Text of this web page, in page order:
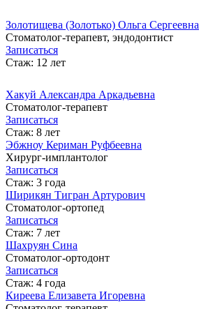
Золотищева (Золотько) Ольга Сергеевна
Стоматолог-терапевт, эндодонтист
Записаться
Стаж: 12 лет
Хакуй Александра Аркадьевна
Cтоматолог-терапевт
Записаться
Стаж: 8 лет
Эбжноу Кериман Руфбеевна
Хирург-имплантолог
Записаться
Стаж: 3 года
Ширикян Тигран Артурович
Стоматолог-ортопед
Записаться
Стаж: 7 лет
Шахруян Сина
Cтоматолог-ортодонт
Записаться
Стаж: 4 года
Киреева Елизавета Игоревна